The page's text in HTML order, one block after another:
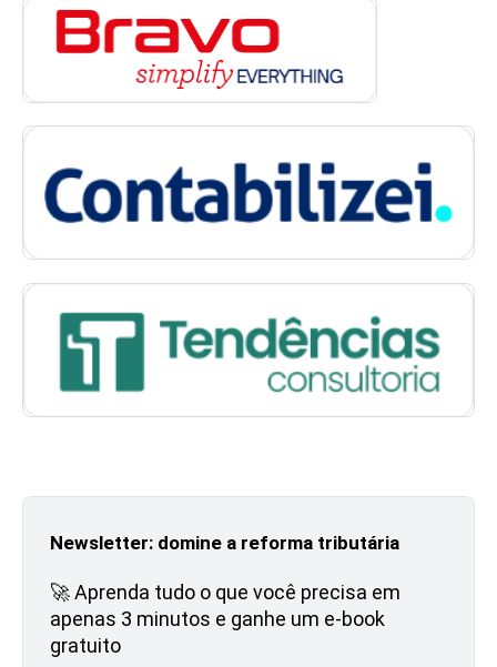
Newsletter: domine a reforma tributária
🚀 Aprenda tudo o que você precisa em
apenas 3 minutos e ganhe um e-book
gratuito